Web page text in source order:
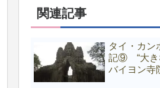
関連記事
タイ・カン
記⑨ “大き
バイヨン寺